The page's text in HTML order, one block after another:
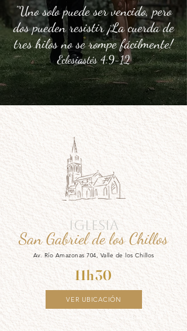
"Uno solo puede ser vencido, pero
dos pueden resistir ¡La cuerda de
tres hilos no se rompe fácilmente!
Eclesiastés 4:9-12
San Gabriel de los Chillos
IGLESIA
Av. Río Amazonas 704, Valle de los Chillos
11h30
VER UBICACIÓN